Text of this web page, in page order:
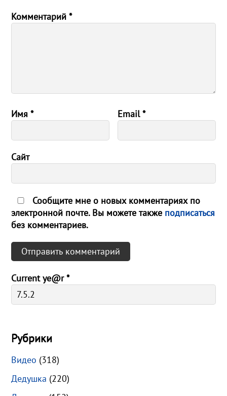
Комментарий*
Имя* Email*
Сайт
Сообщите мне о новых комментариях по
электронной почте. Вы можете также подписаться
без комментариев.
Current ye@r*
Рубрики
Видео (318)
Дедушка (220)